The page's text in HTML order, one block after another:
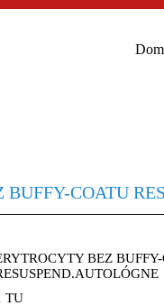
BUFFY-COATU
BEZ
TU